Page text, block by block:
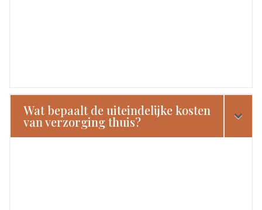
Wat bepaalt de uiteindelijke kosten
van verzorging thuis?